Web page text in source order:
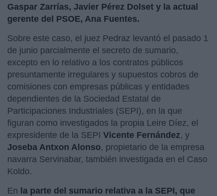
Gaspar Zarrías, Javier Pérez Dolset y la actual
gerente del PSOE, Ana Fuentes.
Sobre este caso, el juez Pedraz levantó el pasado 1
de junio parcialmente el secreto de sumario,
excepto en lo relativo a los contratos públicos
presuntamente irregulares y supuestos cobros de
comisiones con empresas públicas y entidades
dependientes de la Sociedad Estatal de
Participaciones Industriales (SEPI), en la que
figuran como investigados la propia Leire Díez, el
expresidente de la SEPI Vicente Fernández, y
Joseba Antxon Alonso, propietario de la empresa
navarra Servinabar, también investigada en el Caso
Koldo.
En la parte del sumario relativa a la SEPI, que